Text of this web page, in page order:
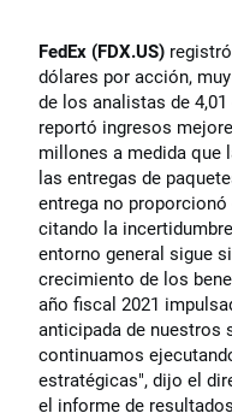
FedEx (FDX.US)
dólares por acción,
de los analistas de
reportó ingresos
millones a medida que
las entregas de
entrega no
citando la
entorno general sigue
crecimiento de los
año fiscal 2021
anticipada de nuestros
continuamos
estratégicas", dijo el
el informe de